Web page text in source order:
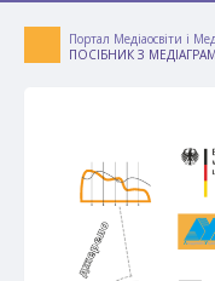
Портал Медіаосвіти і
ПОСІБНИК З